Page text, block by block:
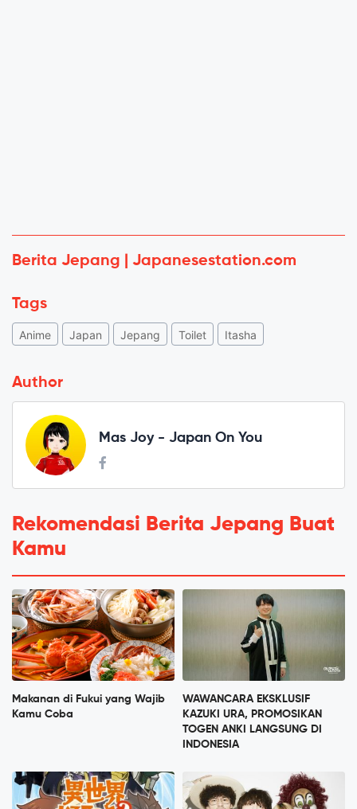
Berita Jepang | Japanesestation.com
Tags
Anime Japan Jepang Toilet Itasha
Author
Mas Joy - Japan On You
Rekomendasi Berita Jepang Buat
Kamu
Makanan di Fukui yang Wajib
Kamu Coba
WAWANCARA EKSKLUSIF
KAZUKI URA, PROMOSIKAN
TOGEN ANKI LANGSUNG DI
INDONESIA